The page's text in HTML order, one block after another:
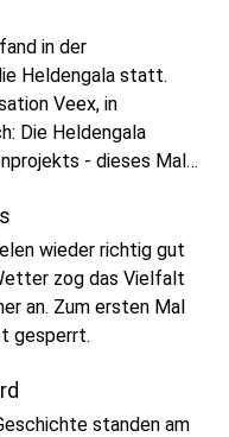
in der
Heldengala statt.
Veex, in
Die Heldengala
- dieses Mal
play_circle Audio anhören
wieder richtig gut
zog das Vielfalt
an. Zum ersten Mal
gesperrt.
standen am